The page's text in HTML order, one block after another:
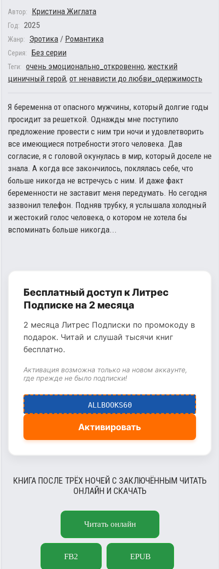
Автор: Кристина Жиглата
Год: 2025
Жанр: Эротика / Романтика
Серия: Без серии
Теги: очень эмоционально_откровенно, жесткий
циничный герой, от ненависти до любви_одержимость
Я беременна от опасного мужчины, который долгие годы
просидит за решеткой. Однажды мне поступило
предложение провести с ним три ночи и удовлетворить
все имеющиеся потребности этого человека. Дав
согласие, я с головой окунулась в мир, который доселе не
знала. А когда все закончилось, поклялась себе, что
больше никогда не встречусь с ним. И даже факт
беременности не заставит меня передумать. Но сегодня
зазвонил телефон. Подняв трубку, я услышала холодный
и жестокий голос человека, о котором не хотела бы
вспоминать больше никогда...
Бесплатный доступ к Литрес
Подписке на 2 месяца
2 месяца Литрес Подписки по промокоду в
подарок. Читай и слушай тысячи книг
бесплатно.
Активация возможна только на новом аккаунте,
где прежде не было подписки!
ALLBOOKS60
Активировать
КНИГА ПОСЛЕ ТРЁХ НОЧЕЙ С ЗАКЛЮЧЁННЫМ ЧИТАТЬ
ОНЛАЙН И СКАЧАТЬ
Читать онлайн
FB2 EPUB